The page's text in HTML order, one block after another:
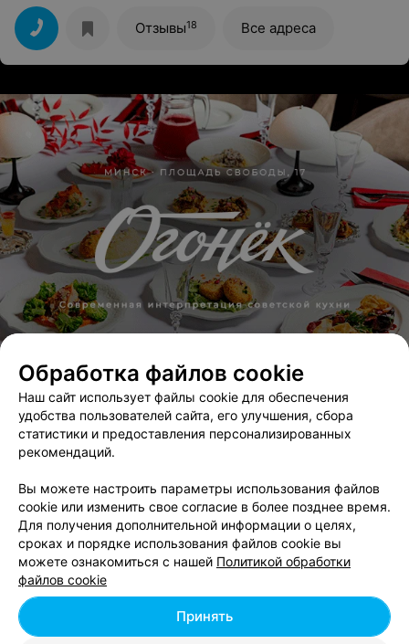
Персонал вежлив и внимателен к гостям. Кухня-
восторг! Заказывали солянку 10 из 10, стейк из
свинины 10 из 10 очень вкусный соус, курица с
апельсинами, яблоками и грушами 10 из 10. Повару
отдельное спасибо! Когда будем в Гродно, то только к
Отзывы18 Все адреса
ЭФФЕКТИВНАЯ РЕКЛАМА НА САЙТЕ
Добавить компанию
Добавить специалиста
Обработка файлов cookie
Наш сайт использует файлы cookie для обеспечения
удобства пользователей сайта, его улучшения, сбора
статистики и предоставления персонализированных
рекомендаций.
Вы можете настроить параметры использования файлов
cookie или изменить свое согласие в более позднее время.
Для получения дополнительной информации о целях,
сроках и порядке использования файлов cookie вы
можете ознакомиться с нашей Политикой обработки
файлов cookie
Принять